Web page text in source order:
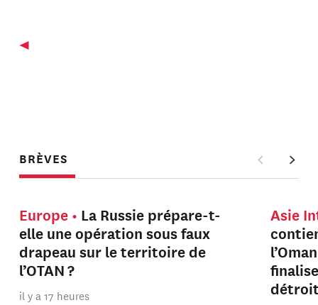
BRÈVES
Europe
La Russie prépare-t-
elle une opération sous faux
drapeau sur le territoire de
l’OTAN ?
il y a 17 heures
Asie